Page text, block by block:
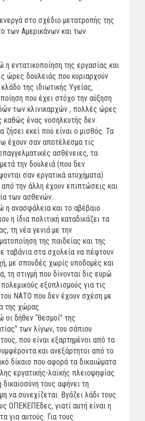
στο σχέδιο μετατροπής της
των Αμερικάνων και των
η εντατικοποίηση της εργασίας και
ώρες δουλειάς που κυριαρχούν
της ιδιωτικής Υγείας,
που έχει στόχο την αύξηση
των κλινικαρχών , πολλές ώρες
καθώς ένας νοσηλευτής δεν
ζήσει εκεί πού είναι ο μισθός. Τα
έχουν σαν αποτέλεσμα τις
ασθένειες, τα
την δουλειά (που δεν
σαν εργατικά ατυχήματα)
από την άλλη έχουν επιπτώσεις και
των ασθενών.
η ανασφάλεια και το αβέβαιο
η ίδια πολιτική καταδικάζει τα
τη νέα γενιά με την
της παιδείας και της
ταβάνια στα σχολεία να πέφτουν
με σπουδές χωρίς υποδομές και
τη στιγμή που δίνονται δις ευρώ
εξοπλισμούς για τις
ΝΑΤΟ που δεν έχουν σχέση με
της χώρας.
οι δήθεν “θεσμοί” της
των λίγων, του σάπιου
που είναι εξαρτημένοι από τα
και ανεξάρτητοι από το
δίκαιο που αφορά τα δικαιώματα
εργατικής-λαϊκής πλειοψηφίας.
δικαιοσύνη τους αφήνει τη
να συνεχίζεται. Βγάζει λάδι τους
ΟΠΕΚΕΠΕδες, γιατί αυτή είναι η
για αυτούς. Για τους